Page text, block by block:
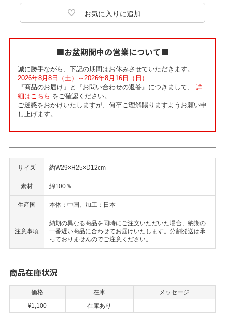
■お盆期間中の営業について■
誠に勝手ながら、下記の期間はお休みさせていただきます。
2026年8月8日（土）～2026年8月16日（日）
『商品のお届け』と『お問い合わせの返答』につきまして、 詳
細はこちら をご確認ください。
ご迷惑をおかけいたしますが、何卒ご理解賜りますようお願い申
し上げます。
サイズ 約W29×H25×D12cm
素材 綿100％
生産国 本体：中国、加工：日本
注意事項
納期の異なる商品を同時にご注文いただいた場合、納期の
一番遅い商品に合わせてお届けいたします。分割発送は承
っておりませんのでご注意ください。
商品在庫状況
価格 在庫
メッセージ
¥1,100
在庫あり